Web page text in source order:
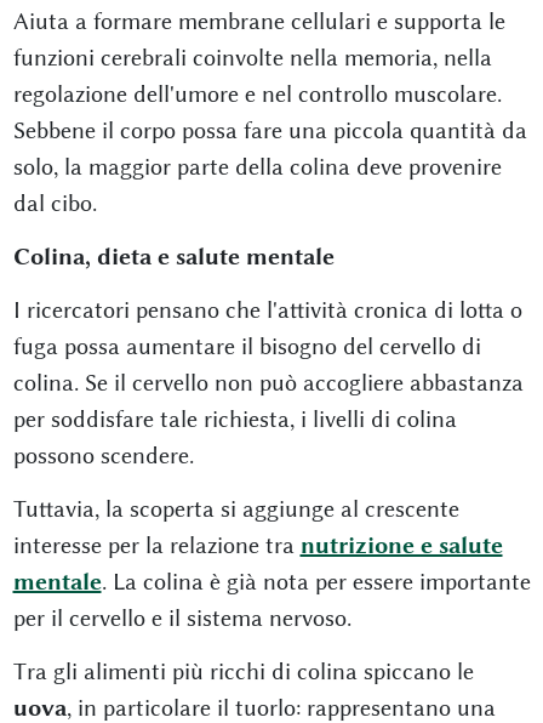
Aiuta a formare membrane cellulari e supporta le
funzioni cerebrali coinvolte nella memoria, nella
regolazione dell'umore e nel controllo muscolare.
Sebbene il corpo possa fare una piccola quantità da
solo, la maggior parte della colina deve provenire
dal cibo.
Colina, dieta e salute mentale
I ricercatori pensano che l'attività cronica di lotta o
fuga possa aumentare il bisogno del cervello di
colina. Se il cervello non può accogliere abbastanza
per soddisfare tale richiesta, i livelli di colina
possono scendere.
Tuttavia, la scoperta si aggiunge al crescente
interesse per la relazione tra nutrizione e salute
mentale. La colina è già nota per essere importante
per il cervello e il sistema nervoso.
Tra gli alimenti più ricchi di colina spiccano le
uova, in particolare il tuorlo: rappresentano una